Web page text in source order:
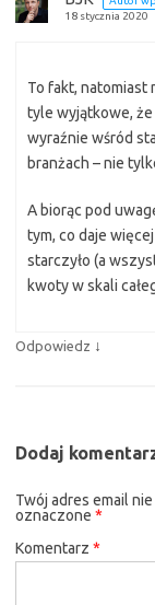
18 stycznia 2020
To fakt, natomiast
tyle wyjątkowe,
wyraźnie wśród
branżach – nie
A biorąc pod
tym, co daje
starczyło (a
kwoty w skali
Odpowiedz ↓
Dodaj
Twój adres email
oznaczone *
Komentarz *